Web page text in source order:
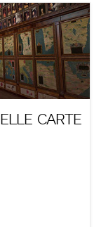
carte